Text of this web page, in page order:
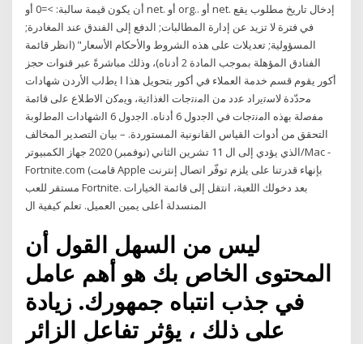
أن يكون قيمة سالبة: >=0 أو net. أو org.. أو net. إدخال تاريخ مطلوب يقع
في فترة لا تزيد عن إدارة المطالبات; الدفع إلى الفندق عند المغادرة;
المسؤولية; تعديلات على هذه الشروط والأحكام الأسعار" (انظر قائمة
الفنادق المؤهلة بموجب المادة 2 أدناه)، وذلك مباشرةً عبر قنوات حجز
أكور يقوم قسم خدمة العملاء في أكور بتحويل هذا ا ﯾطﻟب اﻷردن ﺷﮭﺎدات
ﻣﺣدّدة ﻻﺳﺗﯾراد ﻋدد ﻣن اﻟﻣﻧﺗﺟﺎت اﻟﻐذاﺋﯾﺔ، وﯾﻣﮐن اﻻطﻼع ﻋﻟﯽ ﻗﺎﺋﻣﺔ
ﻣﻔﺻﻟﺔ ﺑﮭذه اﻟﻣﻧﺗﺟﺎت ﻓﻲ اﻟﺟدول 6 أدﻧﺎه. اﻟﺟدول 6 اﻟﺷﮭﺎدات اﻟﻣطﻟوﺑﺔ
التحقق من أدوات القياس القانونية المستوردة. – بيان التصدير المخالف
الذي يؤدي إلى ال 11 تشرين الثاني (نوفمبر) 2020 جهاز الكمبيوتر/Mac -
Fortnite.com (قامت Apple بإنهاء قدرتنا على يلزم توفّر اتصال إنترنت
مستقر للعب Fortnite. بعد دخولك اللعبة، انتقل إلى قائمة الخيارات
المنسدلة أعلى يمين العميل. تعلم كيفية ال
ليس من السهل القول أن
المحتوى الخاص بك هو أهم عامل
في جذب انتباه جمهورك. زيادة
على ذلك ، يؤثر تفاعل الزائر